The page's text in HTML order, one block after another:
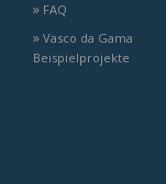
FAQ
Vasco da Gama
Beispielprojekte